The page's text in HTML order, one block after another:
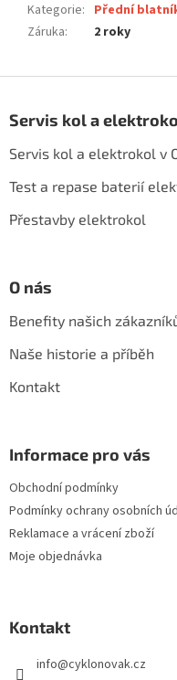
Kategorie: Přední
Záruka: 2 roky
pServis kol a
Servis kol a elektrokol v
Test a repase baterií
Přestavby elektrokol
O nás
Benefity našich
Naše historie a příběh
Kontakt
Informace pro vás
Obchodní podmínky
Podmínky ochrany osobních
Reklamace a vrácení zboží
Moje objednávka
Kontakt
info@cyklonovak.cz